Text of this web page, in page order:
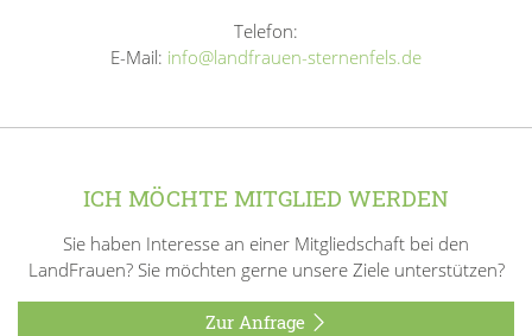
Telefon:
E-Mail: info@landfrauen-sternenfels.de
ICH MÖCHTE MITGLIED WERDEN
Sie haben Interesse an einer Mitgliedschaft bei den
LandFrauen? Sie möchten gerne unsere Ziele unterstützen?
Zur Anfrage